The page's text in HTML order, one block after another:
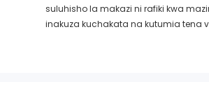
suluhisho la makazi ni rafiki kwa
inakuza kuchakata na kutumia tena